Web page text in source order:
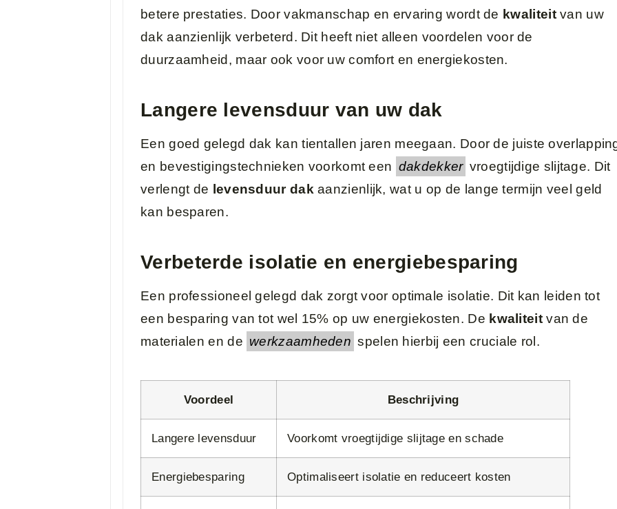
betere prestaties. Door vakmanschap en ervaring wordt de kwaliteitvan uw
dak aanzienlijk verbeterd. Dit heeft niet alleen voordelen voor de
duurzaamheid, maar ook voor uw comfort en energiekosten.
Langere levensduur van uw dak
Een goed gelegd dak kan tientallen jaren meegaan. Door de juiste
en bevestigingstechnieken voorkomt een dakdekker vroegtijdige slijtage. Dit
verlengt de levensduur dak aanzienlijk, wat u op de lange termijn veel geld
kan besparen.
Verbeterde isolatie en energiebesparing
Een professioneel gelegd dak zorgt voor optimale isolatie. Dit kan leiden tot
een besparing van tot wel 15% op uw energiekosten. De kwaliteitvan de
materialen en de werkzaamheden spelen hierbij een cruciale rol.
Voordeel Beschrijving
Langere levensduur Voorkomt vroegtijdige slijtage en schade
Energiebesparing Optimaliseert isolatie en reduceert kosten